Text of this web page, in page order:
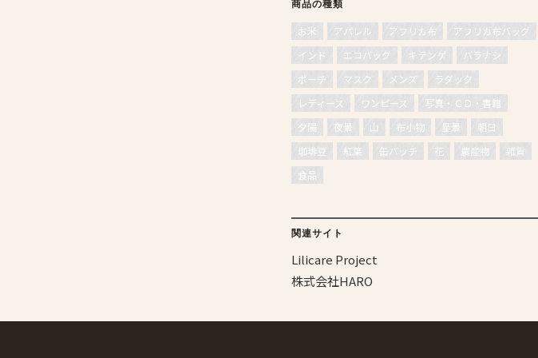
商品の種類
お米 アパレル アフリカ布
アフリカ布バッグ
インド
エコバッグ キテンゲ
バラナシ
ポーチ
マスク メンズ
ラダック
レディース
ワンピース
写真・ＣＤ・書籍
夕陽
夜景 山 布小物 星景
朝日
珈琲豆
紅葉 缶バッチ 花 農産物
雑貨
食品
関連サイト
Lilicare Project
株式会社HARO